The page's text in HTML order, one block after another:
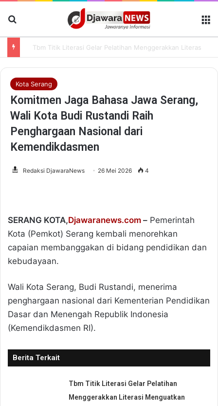
Tbm Titik Literasi Gelar Pelatihan Menggerakkan Literasi Menguatkan Komunitas
Kota Serang
Komitmen Jaga Bahasa Jawa Serang,
Wali Kota Budi Rustandi Raih
Penghargaan Nasional dari
Kemendikdasmen
Redaksi DjawaraNews 26 Mei 2026 4
SERANG KOTA,Djawaranews.com – Pemerintah
Kota (Pemkot) Serang kembali menorehkan
capaian membanggakan di bidang pendidikan dan
kebudayaan.
Wali Kota Serang, Budi Rustandi, menerima
penghargaan nasional dari Kementerian Pendidikan
Dasar dan Menengah Republik Indonesia
(Kemendikdasmen RI).
Berita Terkait
Tbm Titik Literasi Gelar Pelatihan
Menggerakkan Literasi Menguatkan